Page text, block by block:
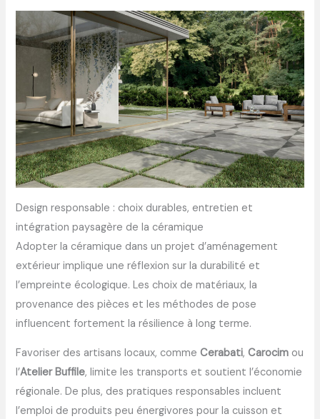
Design responsable : choix durables, entretien et
intégration paysagère de la céramique
Adopter la céramique dans un projet d’aménagement
extérieur implique une réflexion sur la durabilité et
l’empreinte écologique. Les choix de matériaux, la
provenance des pièces et les méthodes de pose
influencent fortement la résilience à long terme.
Favoriser des artisans locaux, commeCerabati,Carocim ou
l’Atelier Buffile, limite les transports et soutient l’économie
régionale. De plus, des pratiques responsables incluent
l’emploi de produits peu énergivores pour la cuisson et